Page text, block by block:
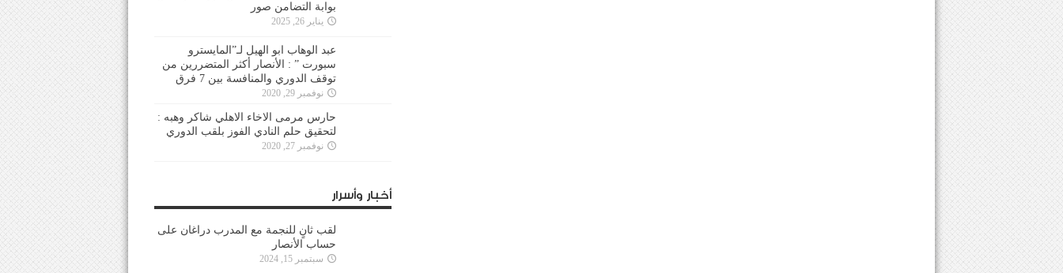
بوابة التضامن صور
يناير 26, 2025
عبد الوهاب ابو الهيل لـ”المايسترو
سبورت ” : الأنصار أكثر المتضررين من
توقف الدوري والمنافسة بين 7 فرق
نوفمبر 29, 2020
حارس مرمى الاخاء الاهلي شاكر وهبه :
لتحقيق حلم النادي الفوز بلقب الدوري
نوفمبر 27, 2020
أخبار وأسرار
لقب ثانٍ للنجمة مع المدرب دراغان على
حساب الأنصار
سبتمبر 15, 2024